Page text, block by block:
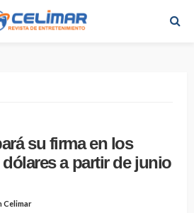
su firma en los
a partir de junio
Celimar